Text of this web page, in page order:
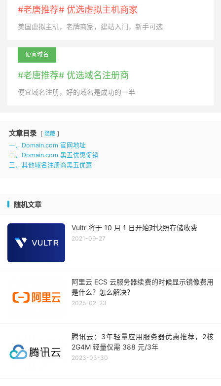
#老唐推荐# 优选虚拟主机商家
美国虚拟主机，老牌商家，建站入门，新手可选
便宜域名
#老唐推荐# 优选域名注册商
便宜域名注册，好的域名是成功的一半
文章目录 隐藏
一、Domain.com 官网地址
二、Domain.com 黑五优惠促销
三、其他域名注册商黑五优惠
随机文章
Vultr 将于 10 月 1 日开始对快照存储收费
2021-09-27
阿里云 ECS 云服务器续费的时候显示镜像费用
是什么？怎么解决？
2025-02-23
腾讯云：3年轻量应用服务器优惠推荐，2核
2G4M 轻量仅需 388 元/3年
2023-03-30